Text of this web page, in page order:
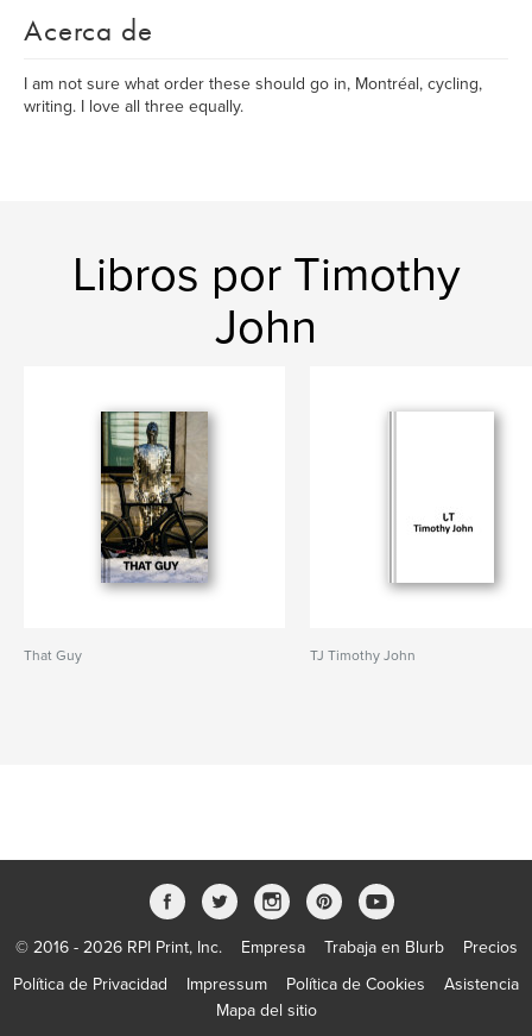
Acerca de
I am not sure what order these should go in, Montréal, cycling,
writing. I love all three equally.
Libros por Timothy
John
That Guy TJ Timothy John
© 2016 - 2026 RPI Print, Inc. Empresa Trabaja en Blurb
Precios
Política de Privacidad
Impressum Política de Cookies
Asistencia
Mapa del sitio